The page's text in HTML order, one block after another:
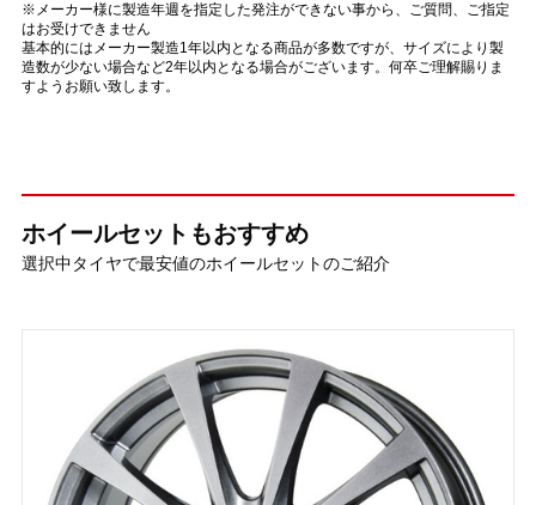
※メーカー様に製造年週を指定した発注ができない事から、ご質問、ご指定
はお受けできません
基本的にはメーカー製造1年以内となる商品が多数ですが、サイズにより製
造数が少ない場合など2年以内となる場合がございます。何卒ご理解賜りま
すようお願い致します。
ホイールセットもおすすめ
選択中タイヤで最安値のホイールセットのご紹介